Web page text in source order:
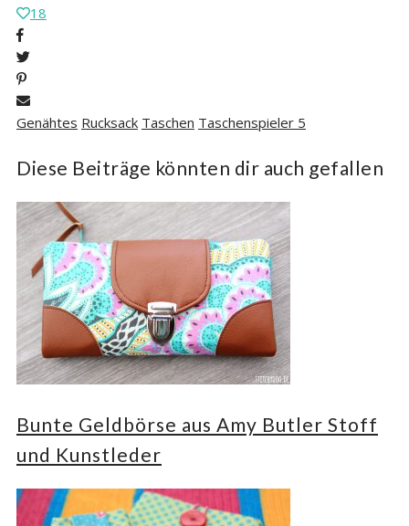
18
Genähtes Rucksack Taschen Taschenspieler 5
Diese Beiträge könnten dir auch gefallen
Bunte Geldbörse aus Amy Butler Stoff
und Kunstleder